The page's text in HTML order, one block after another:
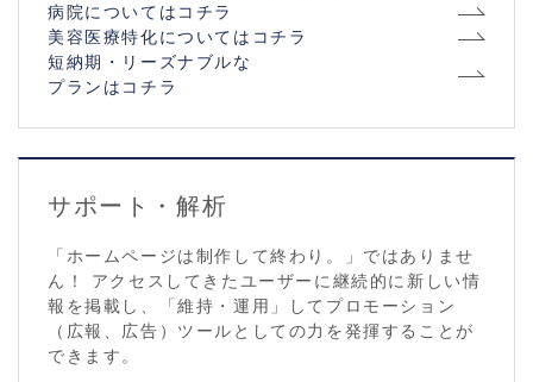
病院についてはコチラ
美容医療特化についてはコチラ
短納期・リーズナブルな
プランはコチラ
サポート・解析
「ホームページは制作して終わり。」ではありませ
ん！ アクセスしてきたユーザーに継続的に新しい情
報を掲載し、「維持・運用」してプロモーション
（広報、広告）ツールとしての力を発揮することが
できます。